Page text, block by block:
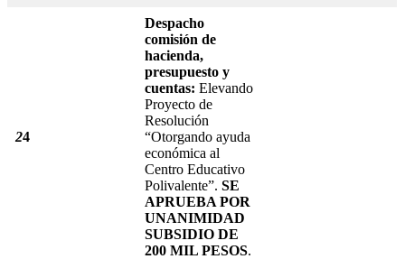
24
Despacho
comisión de
hacienda,
presupuesto y
cuentas: Elevando
Proyecto de
Resolución
“Otorgando ayuda
económica al
Centro Educativo
Polivalente”. SE
APRUEBA POR
UNANIMIDAD
SUBSIDIO DE
200 MIL PESOS.